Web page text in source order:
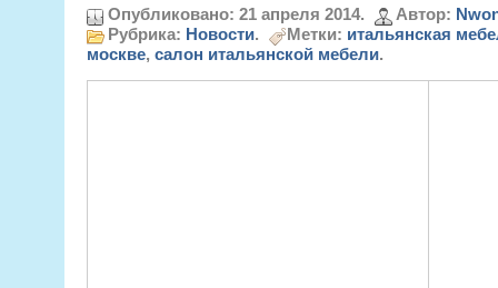
Опубликовано: 21 апреля 2014. Автор:
Рубрика: Новости. Метки: итальянская
москве, салон итальянской мебели.